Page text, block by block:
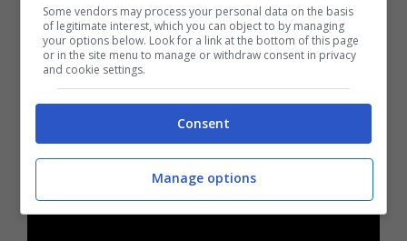
mai realizzata.
Some vendors may process your personal data on the basis
of legitimate interest, which you can object to by managing
your options below. Look for a link at the bottom of this page
or in the site menu to manage or withdraw consent in privacy
and cookie settings.
Consent
Manage options